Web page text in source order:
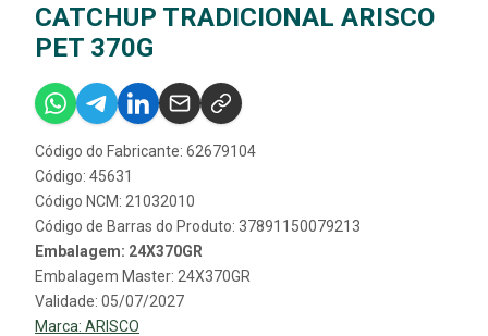
CATCHUP TRADICIONAL ARISCO
PET 370G
Código do Fabricante: 62679104
Código: 45631
Código NCM: 21032010
Código de Barras do Produto: 37891150079213
Embalagem: 24X370GR
Embalagem Master: 24X370GR
Validade: 05/07/2027
Marca: ARISCO